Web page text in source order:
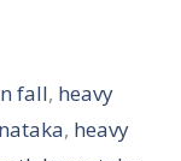
fall, heavy
, heavy